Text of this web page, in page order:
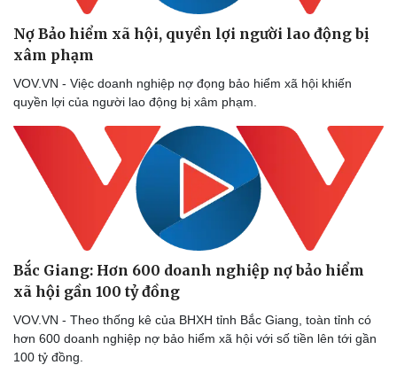
Nợ Bảo hiểm xã hội, quyền lợi người lao động bị
xâm phạm
VOV.VN - Việc doanh nghiệp nợ đọng bảo hiểm xã hội khiến
quyền lợi của người lao động bị xâm phạm.
Bắc Giang: Hơn 600 doanh nghiệp nợ bảo hiểm
xã hội gần 100 tỷ đồng
VOV.VN - Theo thống kê của BHXH tỉnh Bắc Giang, toàn tỉnh có
hơn 600 doanh nghiệp nợ bảo hiểm xã hội với số tiền lên tới gần
100 tỷ đồng.